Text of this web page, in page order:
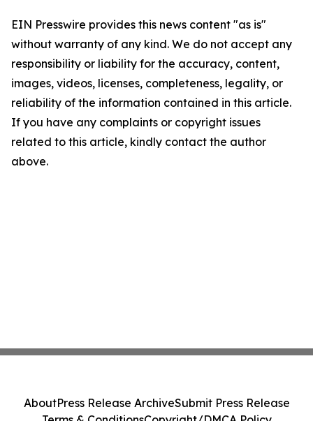
EIN Presswire provides this news content "as is"
without warranty of any kind. We do not accept any
responsibility or liability for the accuracy, content,
images, videos, licenses, completeness, legality, or
reliability of the information contained in this article.
If you have any complaints or copyright issues
related to this article, kindly contact the author
above.
AboutPress Release ArchiveSubmit Press Release